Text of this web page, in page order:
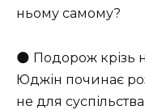
ньому самому?
🌑 Подорож крізь
Юджін починає
не для